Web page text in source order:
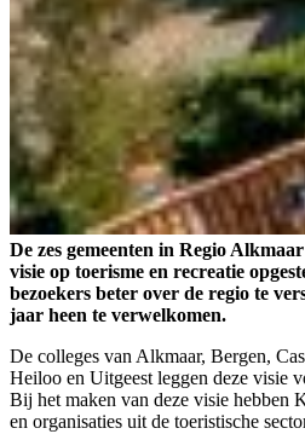
De zes gemeenten in Regio
visie op toerisme en recreatie
bezoekers beter over de regio te
jaar heen te verwelkomen.
De colleges van Alkmaar, Bergen,
Heiloo en Uitgeest leggen deze visie
Bij het maken van deze visie hebben
en organisaties uit de toeristische